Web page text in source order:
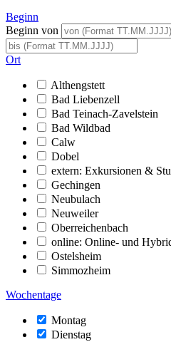
Beginn
Beginn von
Ort
Althengstett
Bad Liebenzell
Bad Teinach-Zavelstein
Bad Wildbad
Calw
Dobel
extern: Exkursionen &
Gechingen
Neubulach
Neuweiler
Oberreichenbach
online: Online- und
Ostelsheim
Simmozheim
Wochentage
Montag
Dienstag